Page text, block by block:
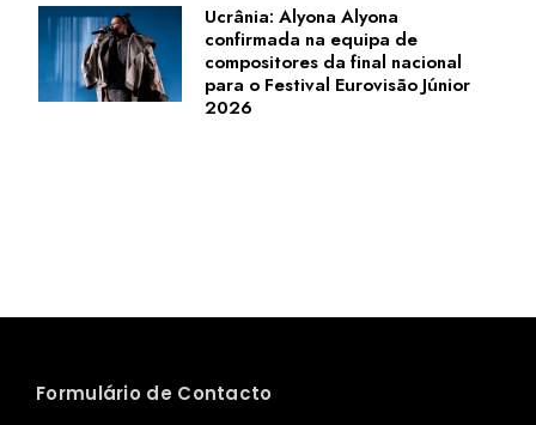
Ucrânia: Alyona Alyona
confirmada na equipa de
compositores da final nacional
para o Festival Eurovisão Júnior
2026
Formulário de Contacto